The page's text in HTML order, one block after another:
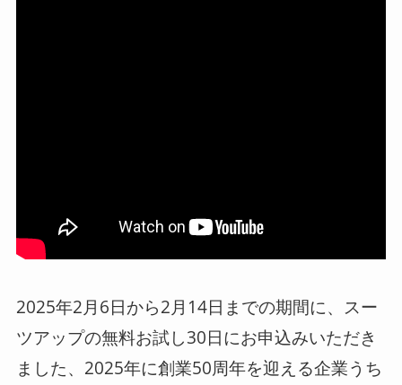
2025年2月6日から2月14日までの期間に、スー
ツアップの無料お試し30日にお申込みいただき
ました、2025年に創業50周年を迎える企業うち